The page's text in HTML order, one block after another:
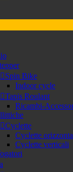
Spin Bike
Indoor cycle
Tapis Roulant
Ricambi-
Cyclette
Cyclette
Cyclette verticali